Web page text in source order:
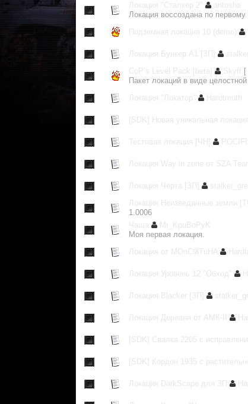
Локация "Сталкер 2"
antosha
Локация воссоздана по
Подземная локация 10 (demo)
Локация Бункер А1 [ЗП]
CoP’s Level Pack [beta]
Skyff [
Пакет локаций в виде
Локация "Локатор"
Hardtmuth
[SDK] Новая уникальная локация
Тестовая локация [ЧН]
Локация Way in zone от SZA
Локация Черта [ЗП]
Локация Неизведанные земли
1.0006
Чаща
Mr_KpuBoPyK
Моя первая локация.
Локация от MOnC9lTuHA
Локация Уровень 12 "Обход"
Локация Blacker [ЗП]
Локация Деревня от АМК-II
[SDK] Свалка 2205 с
[SDK] Кордон 1935 с
Локация DarkScape для ЗП